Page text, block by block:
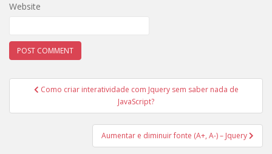
Website
Post Como criar interatividade com Jquery sem saber nada de
JavaScript?
Aumentar e diminuir fonte (A+, A-) – Jquery